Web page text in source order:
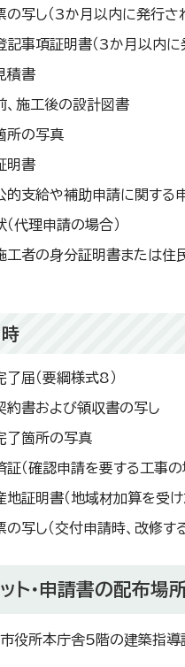
の写し（3か月以内に発行さ
記事項証明書（3か月以内に
積書
、施工後の設計図書
所の写真
明書
的支給や補助申請に関する
（代理申請の場合）
工者の身分証明書または住
了届（要綱様式8）
約書および領収書の写し
了箇所の写真
証（確認申請を要する工事の
地証明書（地域材加算を受け
の写し（交付申請時、改修す
ト・申請書の配布場
役所本庁舎5階の建築指導